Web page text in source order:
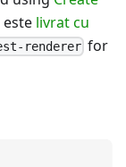
livrat cu
renderer for